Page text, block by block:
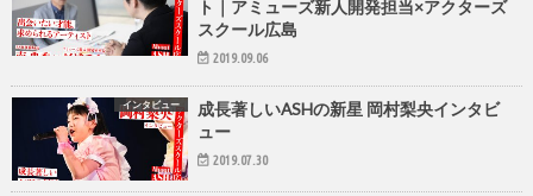
ト｜アミューズ新人開発担当×アクターズ
スクール広島
2019.09.06
インタビュー
成長著しいASHの新星 岡村梨央インタビ
ュー
2019.07.30